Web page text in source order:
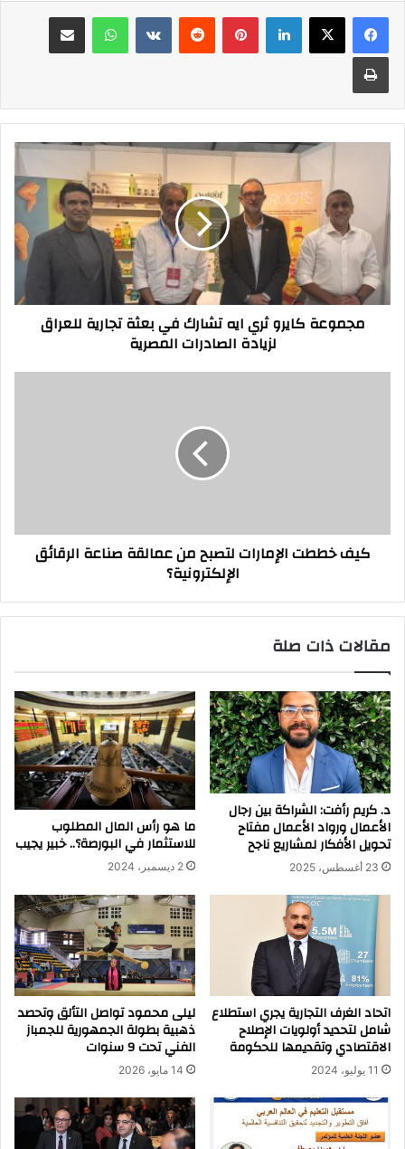
فيسبوك‫X لينكدإن بينتيريست واتساب مشاركة عبر البريد
طباعة
مجموعة
كايرو
ايه
تشارك
بعثة
تجارية
للعراق
لزيادةمجموعة كايرو ثري ايه تشارك في بعثة تجارية للعراق
لزيادة الصادرات المصرية
الإلكترونية؟
كيف خططت الإمارات لتصبح من عمالقة صناعة الرقائق
الإلكترونية؟
مقالات ذات صلة
د. كريم رأفت: الشراكة بين رجال
الأعمال ورواد الأعمال مفتاح
تحويل الأفكار لمشاريع ناجح
23 أغسطس، 2025
ما هو رأس المال المطلوب
للاستثمار في البورصة؟.. خبير يجيب
2 ديسمبر، 2024
اتحاد الغرف التجارية يجري استطلاع
شامل لتحديد أولويات الإصلاح
الاقتصادي وتقديمها للحكومة
11 يوليو، 2024
ليلى محمود تواصل التألق وتحصد
ذهبية بطولة الجمهورية للجمباز
الفني تحت 9 سنوات
14 مايو، 2026